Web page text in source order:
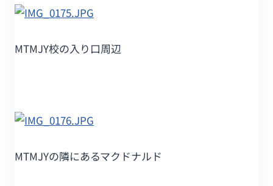
MTMJY校の入り口周辺
MTMJYの隣にあるマクドナルド